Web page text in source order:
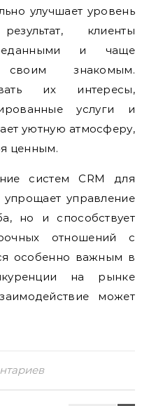
улучшает уровень
клиенты
и чаще
знакомым.
их интересы,
услуги и
уютную атмосферу,
ценным.
систем CRM для
упрощает управление
но и способствует
отношений с
особенно важным в
на рынке
может